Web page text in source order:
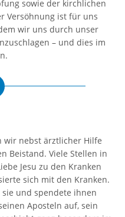
sowie der kirchlichen
Versöhnung ist für uns
wir uns durch unser
– und dies im
wir nebst ärztlicher Hilfe
Beistand. Viele Stellen in
Jesu zu den Kranken
sich mit den Kranken.
und spendete ihnen
Aposteln auf, sein